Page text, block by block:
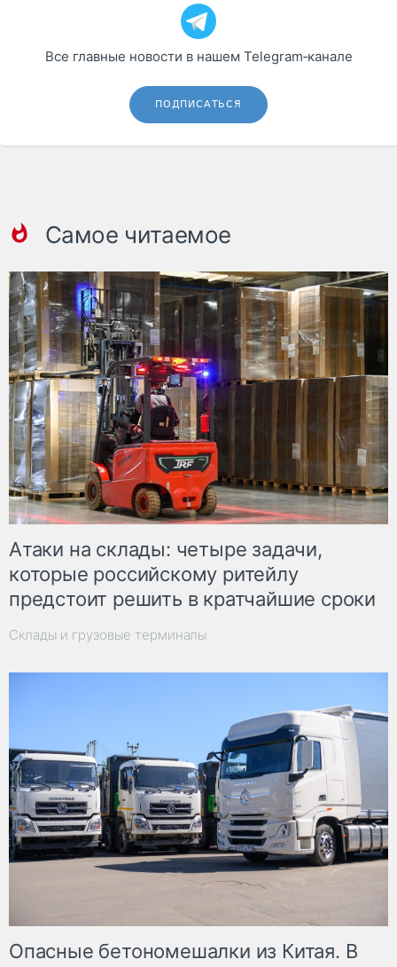
Все главные новости в нашем Telegram‑канале
ПОДПИСАТЬСЯ
Самое читаемое
Атаки на склады: четыре задачи,
которые российскому ритейлу
предстоит решить в кратчайшие сроки
Склады и грузовые терминалы
Опасные бетономешалки из Китая. В